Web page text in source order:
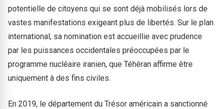
potentielle de citoyens qui se sont déjà mobilisés lors de
vastes manifestations exigeant plus de libertés. Sur le plan
international, sa nomination est accueillie avec prudence
par les puissances occidentales préoccupées par le
programme nucléaire iranien, que Téhéran affirme être
uniquement à des fins civiles.
En 2019, le département du Trésor américain a sanctionné